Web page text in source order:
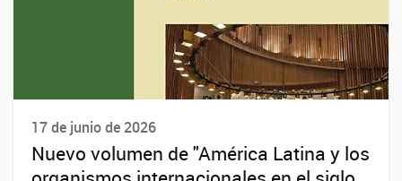
17 de junio de 2026
Nuevo volumen de "América Latina y los